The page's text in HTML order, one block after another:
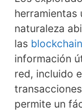
herramientas
naturaleza
las
información
red, incluido
permite un